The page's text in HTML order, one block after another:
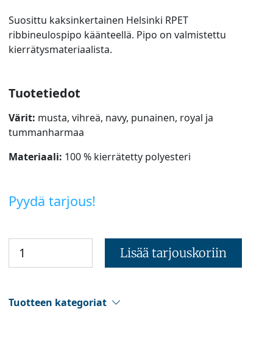
Suosittu kaksinkertainen Helsinki RPET
ribbineulospipo käänteellä. Pipo on valmistettu
kierrätysmateriaalista.
Tuotetiedot
Värit: musta, vihreä, navy, punainen, royal ja
tummanharmaa
Materiaali: 100 % kierrätetty polyesteri
Pyydä tarjous!
Lisää tarjouskoriin
Tuotteen kategoriat